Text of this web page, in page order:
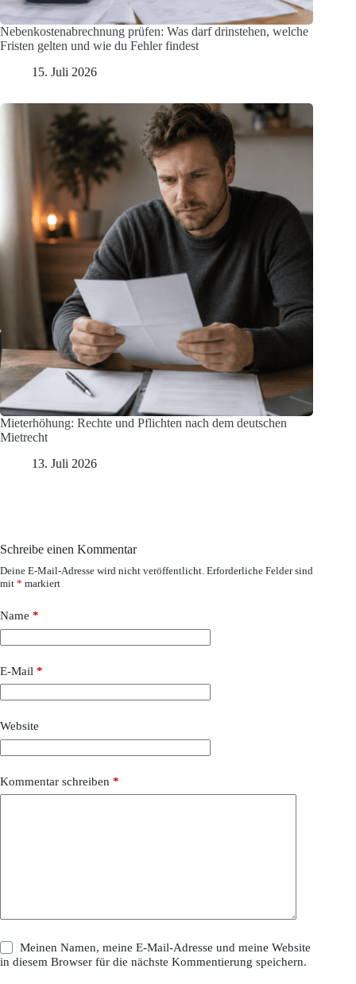
Nebenkostenabrechnung prüfen: Was darf drinstehen, welche
Fristen gelten und wie du Fehler findest
15. Juli 2026
Mieterhöhung: Rechte und Pflichten nach dem deutschen
Mietrecht
13. Juli 2026
Schreibe einen Kommentar
Deine E-Mail-Adresse wird nicht veröffentlicht. Erforderliche Felder sind
mit * markiert
Name *
E-Mail *
Website
Kommentar schreiben *
Meinen Namen, meine E-Mail-Adresse und meine Website
in diesem Browser für die nächste Kommentierung speichern.